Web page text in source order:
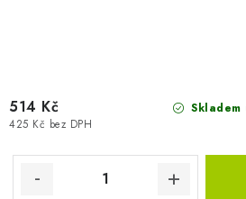
425 Kč bez DPH
514 Kč